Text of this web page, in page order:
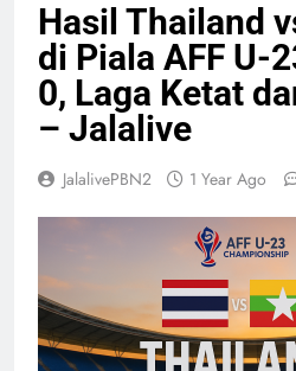
Hasil Thailand
di Piala AFF U-
0, Laga Ketat
– Jalalive
JalalivePBN2 1 Year Ago